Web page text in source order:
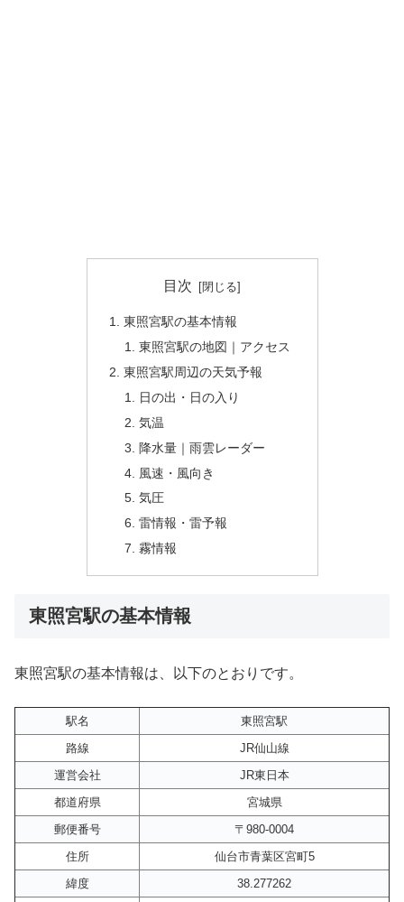
目次
東照宮駅の基本情報
東照宮駅の地図｜アクセス
東照宮駅周辺の天気予報
日の出・日の入り
気温
降水量｜雨雲レーダー
風速・風向き
気圧
雷情報・雷予報
霧情報
東照宮駅の基本情報
東照宮駅の基本情報は、以下のとおりです。
駅名
東照宮駅
路線
JR仙山線
運営会社
JR東日本
都道府県
宮城県
郵便番号
〒980-0004
住所
仙台市青葉区宮町5
緯度
38.277262